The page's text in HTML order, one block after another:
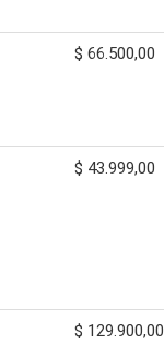
$ 66.500,00
$ 43.999,00
$ 129.900,00